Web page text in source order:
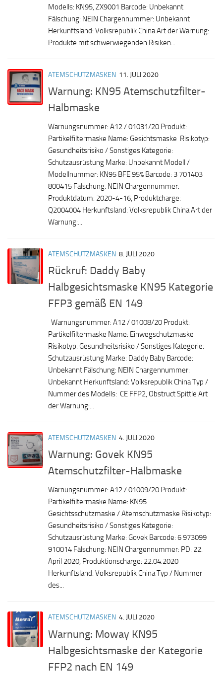
Modells: KN95, ZX9001 Barcode: Unbekannt
Fälschung: NEIN Chargennummer: Unbekannt
Herkunftsland: Volksrepublik China Art der Warnung:
Produkte mit schwerwiegenden Risiken...
ATEMSCHUTZMASKEN 11. JULI 2020
Warnung: KN95 Atemschutzfilter-
Halbmaske
Warnungsnummer: A12 / 01031/20 Produkt:
Partikelfiltermaske Name: Gesichtsmaske Risikotyp:
Gesundheitsrisiko / Sonstiges Kategorie:
Schutzausrüstung Marke: Unbekannt Modell /
Modellnummer: KN95 BFE 95% Barcode: 3 701403
800415 Fälschung: NEIN Chargennummer:
Produktdatum: 2020-4-16, Produktcharge:
Q2004004 Herkunftsland: Volksrepublik China Art der
Warnung:...
ATEMSCHUTZMASKEN 8. JULI 2020
Rückruf: Daddy Baby
Halbgesichtsmaske KN95 Kategorie
FFP3 gemäß EN 149
Warnungsnummer: A12 / 01008/20 Produkt:
Partikelfiltermaske Name: Einwegschutzmaske
Risikotyp: Gesundheitsrisiko / Sonstiges Kategorie:
Schutzausrüstung Marke: Daddy Baby Barcode:
Unbekannt Fälschung: NEIN Chargennummer:
Unbekannt Herkunftsland: Volksrepublik China Typ /
Nummer des Modells: CE FFP2, Obstruct Spittle Art
der Warnung:...
ATEMSCHUTZMASKEN 4. JULI 2020
Warnung: Govek KN95
Atemschutzfilter-Halbmaske
Warnungsnummer: A12 / 01009/20 Produkt:
Partikelfiltermaske Name: KN95
Gesichtsschutzmaske / Atemschutzmaske Risikotyp:
Gesundheitsrisiko / Sonstiges Kategorie:
Schutzausrüstung Marke: Govek Barcode: 6 973099
910014 Fälschung: NEIN Chargennummer: PD: 22.
April 2020, Produktionscharge: 22.04.2020
Herkunftsland: Volksrepublik China Typ / Nummer
des...
ATEMSCHUTZMASKEN 4. JULI 2020
Warnung: Moway KN95
Halbgesichtsmaske der Kategorie
FFP2 nach EN 149